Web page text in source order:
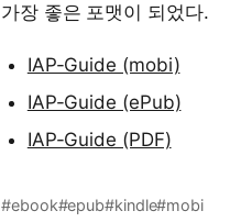
가장 좋은 포맷이 되었다.
IAP-Guide (mobi)
IAP-Guide (ePub)
IAP-Guide (PDF)
#ebook#epub#kindle#mobi